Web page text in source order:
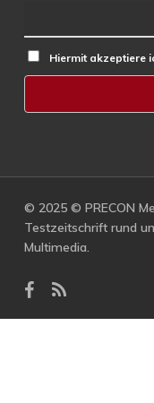
Hiermit akzeptiere
© 2025 © PRECON
Testzeitschrift rund
Multimedia.
facebook
RSS